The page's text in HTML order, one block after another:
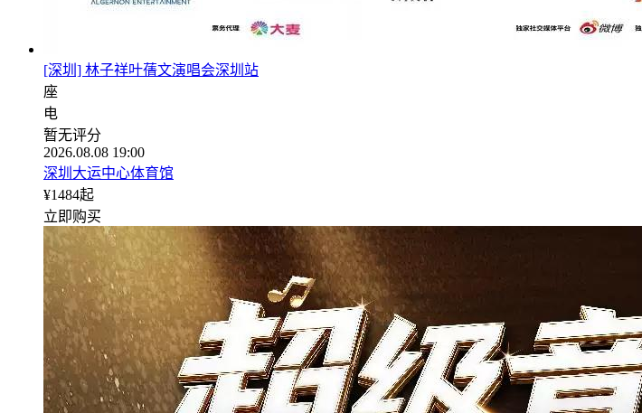
[深圳] 林子祥叶蒨文演唱会深圳站
座
电
暂无评分
2026.08.08 19:00
深圳大运中心体育馆
¥1484起
立即购买